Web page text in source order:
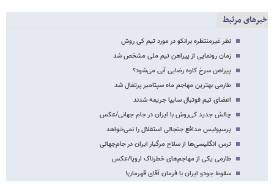
خبرهای مرتبط
نظر غیرمنتظره برانکو در مورد تیم کی روش
زمان رونمایی از پیراهن تیم ملی مشخص شد
پیراهن سرخ کاوه رضایی آبی می‌شود؟
طارمی بهترین مهاجم ماه سپتامبر پرتغال شد
اعضای تیم فوتبال سایپا جریمه شدند
چالش جدید کی‌روش با ایران در جام جهانی/عکس
پرسپولیس مدافع جنجالی استقلال را نمی‌خواهد
ترس انگلیسی‌ها از سلاح مرگبار ایران در جام‌جهانی
طارمی یکی از مهاجم‌های خطرناک اروپا/عکس
سقوط جودو ایران با فرمان آقای قهرمان!